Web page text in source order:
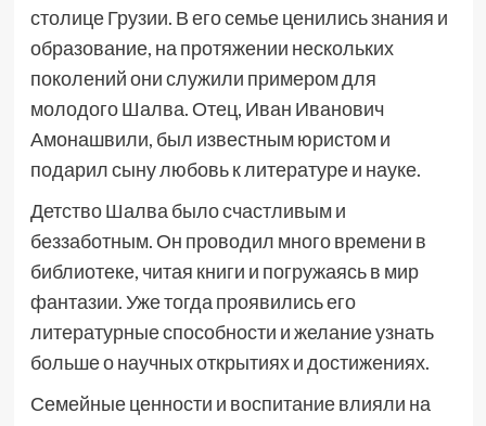
столице Грузии. В его семье ценились знания и
образование, на протяжении нескольких
поколений они служили примером для
молодого Шалва. Отец, Иван Иванович
Амонашвили, был известным юристом и
подарил сыну любовь к литературе и науке.
Детство Шалва было счастливым и
беззаботным. Он проводил много времени в
библиотеке, читая книги и погружаясь в мир
фантазии. Уже тогда проявились его
литературные способности и желание узнать
больше о научных открытиях и достижениях.
Семейные ценности и воспитание влияли на